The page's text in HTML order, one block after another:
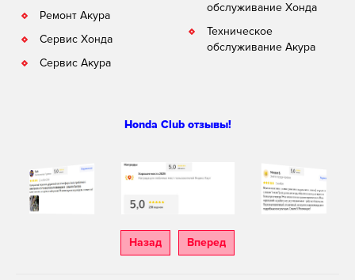
Ремонт Акура
Сервис Хонда
Сервис Акура
обслуживание Хонда
Техническое
обслуживание Акура
Honda Club отзывы!
Назад Вперед